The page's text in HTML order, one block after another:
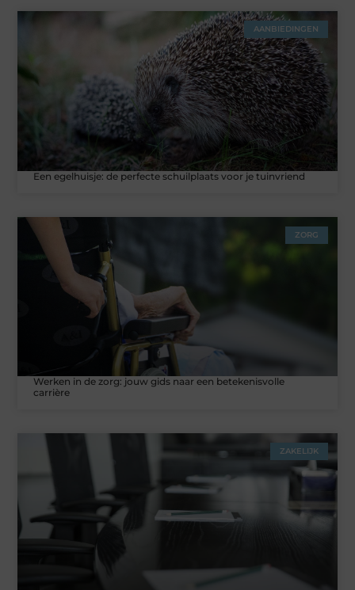
AANBIEDINGEN
Een egelhuisje: de perfecte schuilplaats voor je tuinvriend
ZORG
Werken in de zorg: jouw gids naar een betekenisvolle
carrière
ZAKELIJK